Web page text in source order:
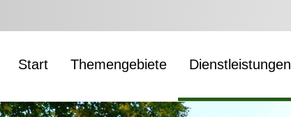
Start Themengebiete Dienstleistungen